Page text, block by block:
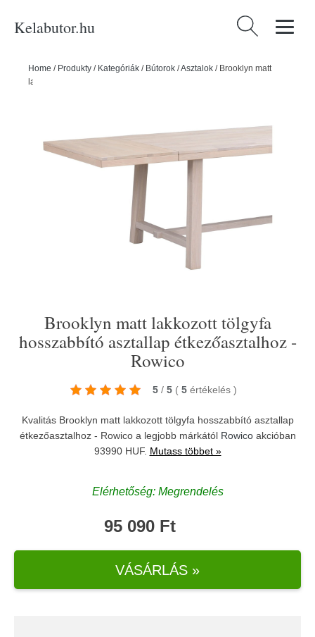
Kelabutor.hu Keresés:
Home / Produkty / Kategóriák / Bútorok /Asztalok / Brooklyn matt
lakkozott tölgyfa hosszabbító asztallap étkezőasztalhoz - Rowico
Brooklyn matt lakkozott tölgyfa
hosszabbító asztallap étkezőasztalhoz -
Rowico
5 / 5 ( 5 értékelés )
Kvalitás Brooklyn matt lakkozott tölgyfa hosszabbító asztallap
étkezőasztalhoz - Rowico a legjobb márkától Rowicoakcióban
93990 HUF. Mutass többet »
Elérhetőség: Megrendelés
95 090 Ft
VÁSÁRLÁS »